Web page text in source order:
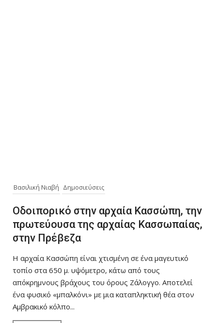
Βασιλική Νιαβή Δημοσιεύσεις
Οδοιπορικό στην αρχαία Κασσώπη, την
πρωτεύουσα της αρχαίας Κασσωπαίας,
στην Πρέβεζα
Η αρχαία Κασσώπη είναι χτισμένη σε ένα μαγευτικό
τοπίο στα 650 μ. υψόμετρο, κάτω από τους
απόκρημνους βράχους του όρους Ζάλογγο. Αποτελεί
ένα φυσικό «μπαλκόνι» με μια καταπληκτική θέα στον
Αμβρακικό κόλπο...